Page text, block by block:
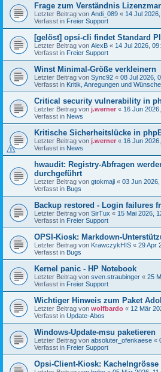
Frage zum Verständnis
Letzter Beitrag von Andi_089 « 14 Jul
Verfasst in Freier Support
[gelöst] opsi-cli findet Standard
Letzter Beitrag von AlexB « 14 Jul 2026,
Verfasst in Freier Support
Winst Minimal-Größe verkleinern
Letzter Beitrag von Sync92 « 08 Jul 2026,
Verfasst in Kritik, Anregungen und Wünsche
Critical security vulnerability in
Letzter Beitrag von j.werner « 16 Jun
Verfasst in News
Kritische Sicherheitslücke in
Letzter Beitrag von j.werner « 16 Jun
Verfasst in News
hwaudit: Registry-Abfragen
durchgeführt
Letzter Beitrag von gtokmaji « 03 Jun 2026,
Verfasst in Bugs
Backup restored - Login failures
Letzter Beitrag von SirTux « 15 Mai 2026,
Verfasst in Freier Support
OPSI-Kiosk: Markdown-
Letzter Beitrag von KrawczykHIS « 29 Apr
Verfasst in Bugs
Kernel panic - HP Notebook
Letzter Beitrag von sven.straubinger « 25
Verfasst in Freier Support
Wichtiger Hinweis zum Paket
Letzter Beitrag von wolfbardo « 12 Mär
Verfasst in Update-Abos
Windows-Update-msu paketieren
Letzter Beitrag von absoluter_ofenkaese «
Verfasst in Freier Support
Opsi-Client-Kiosk: